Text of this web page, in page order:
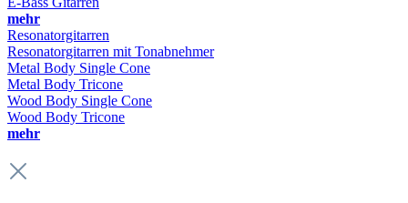
mehr
Resonatorgitarren
Resonatorgitarren mit Tonabnehmer
Metal Body Single Cone
Metal Body Tricone
Wood Body Single Cone
Wood Body Tricone
mehr